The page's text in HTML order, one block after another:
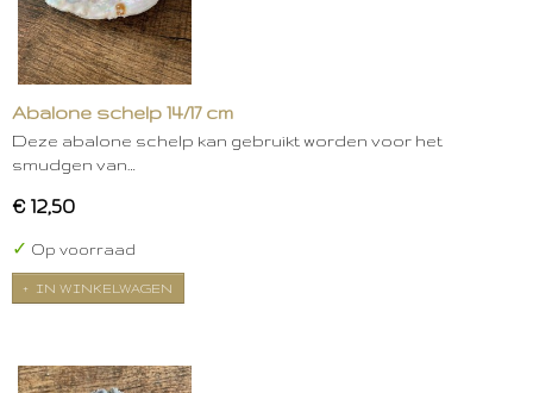
Abalone schelp 14/17 cm
Deze abalone schelp kan gebruikt worden voor het
smudgen van…
€ 12,50
✓ Op voorraad
IN WINKELWAGEN